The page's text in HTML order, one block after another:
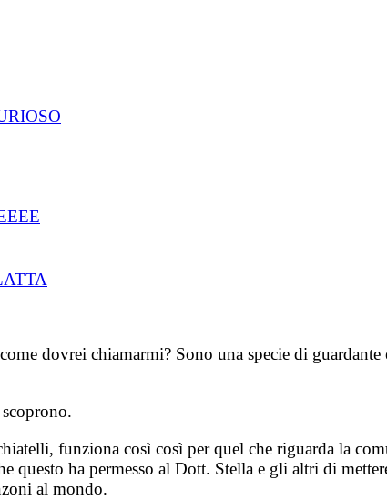
dovrei chiamarmi? Sono una specie di
funziona così così per quel che riguarda la
questo ha permesso al Dott. Stella e gli altri di
al mondo.